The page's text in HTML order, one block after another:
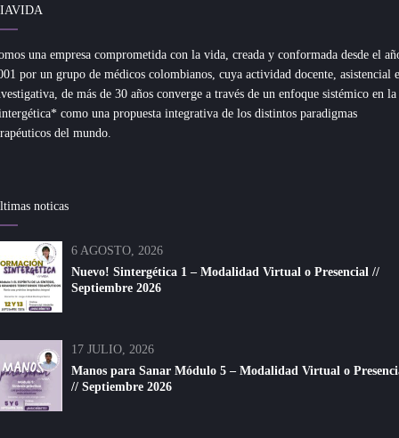
una empresa comprometida con la vida, creada y conformada desde el
por un grupo de médicos colombianos, cuya actividad docente, asistencial e
de más de 30 años converge a través de un enfoque sistémico en la
como una propuesta integrativa de los distintos paradigmas
del mundo.
noticas
6 AGOSTO, 2026
Nuevo! Sintergética 1 – Modalidad Virtual o Presencial //
Septiembre 2026
17 JULIO, 2026
Manos para Sanar Módulo 5 – Modalidad Virtual o
// Septiembre 2026